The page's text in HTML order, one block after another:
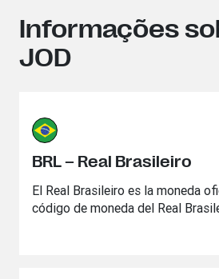
Informações
JOD
BRL – Real Brasileiro
El Real Brasileiro es la moneda
código de moneda del Real